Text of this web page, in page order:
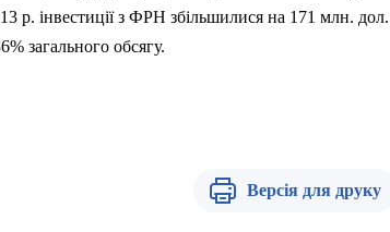
р. інвестиції з ФРН збільшилися на 171 млн. дол.
загального обсягу.
Версія для друку